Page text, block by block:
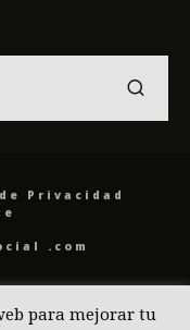
Privacidad
.com
para mejorar tu